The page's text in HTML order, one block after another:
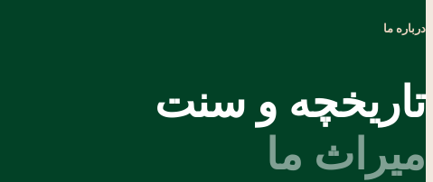
درباره ما
تاریخچه و سنت
میراث ما